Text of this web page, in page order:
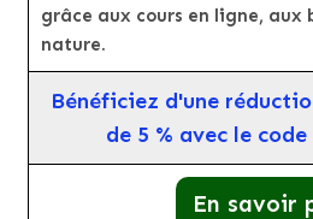
grâce aux cours en ligne, aux
nature.
Bénéficiez d'une
de 5 % avec le
En savoir